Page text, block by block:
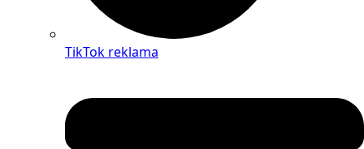
TikTok reklama